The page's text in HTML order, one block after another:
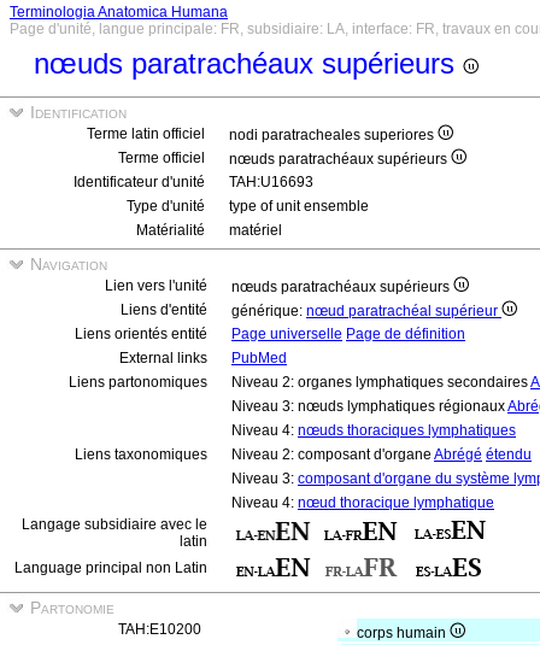
Terminologia Anatomica Humana
Page d'unité, langue principale: FR, subsidiaire: LA, interface: FR, travaux en
nœuds paratrachéaux supérieurs
Identification
Terme latin officiel
nodi paratracheales superiores
Terme officiel
nœuds paratrachéaux supérieurs
Identificateur d'unité
TAH:U16693
Type d'unité
type of unit ensemble
Matérialité
matériel
Navigation
Lien vers l'unité
nœuds paratrachéaux supérieurs
Liens d'entité
générique: nœud paratrachéal supérieur
Liens orientés entité
Page universelle Page de définition
External links
PubMed
Liens partonomiques
Niveau 2: organes lymphatiques secondaires
Niveau 3: nœuds lymphatiques régionaux
Niveau 4: nœuds thoraciques lymphatiques
Liens taxonomiques
Niveau 2: composant d'organe Abrégé étendu
Niveau 3: composant d'organe du système
Niveau 4: nœud thoracique lymphatique
Langage subsidiaire avec le
latin
Language principal non Latin
Partonomie
TAH:E10200
corps humain